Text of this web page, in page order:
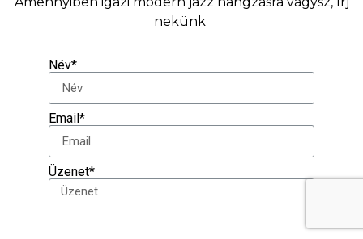
nekünk
Név*
Email*
Üzenet*